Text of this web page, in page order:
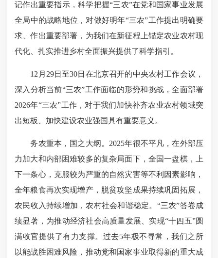
记作出重要指示，科学把握“三农”在党和国家事业发展
全局中的战略地位，对做好明年“三农”工作提出明确要
求、作出重要部署，为我们在新征程上锚定农业农村现
代化、扎实推进乡村全面振兴提供了科学指引。
12月29日至30日在北京召开的中央农村工作会议，
深入分析当前“三农”工作面临的形势和挑战，全面部署
2026年“三农”工作，对于我们加快补齐农业农村领域突
出短板、加快建设农业强国具有重要意义。
务农重本，国之大纲。2025年很不平凡，在外部压
力加大和内部困难较多的复杂局面下，全国一盘棋，上
下一条心，克服较为严重的自然灾害等不利因素影响，
全年粮食再次实现增产，脱贫攻坚成果持续巩固拓展，
农民收入持续增加，农村社会和谐稳定。“三农”答卷成
绩显著，为推动经济社会高质量发展、实现“十四五”圆
满收官提供了有力支撑。过去5年极不寻常，我们之所
以能战胜困难风险，推动党和国家事业取得新的重大成